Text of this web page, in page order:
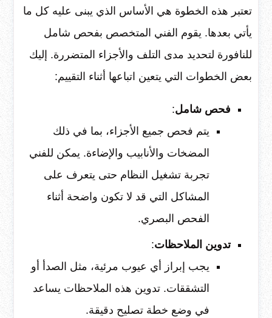
تعتبر هذه الخطوة هي الأساس الذي يبنى عليه كل ما
يأتي بعدها. يقوم الفني المتخصص بفحص شامل
للنافورة لتحديد مدى التلف والأجزاء المتضررة. إليك
بعض الخطوات التي يتعين اتباعها أثناء التقييم:
فحص شامل:
يتم فحص جميع الأجزاء، بما في ذلك
المضخات والأنابيب والإضاءة. يمكن للفني
تجربة تشغيل النظام حتى يتعرف على
المشاكل التي قد لا تكون واضحة أثناء
الفحص البصري.
تدوين الملاحظات:
يجب إبراز أي عيوب مرئية، مثل الصدأ أو
التشققات. تدوين هذه الملاحظات يساعد
في وضع خطة تصليح دقيقة.